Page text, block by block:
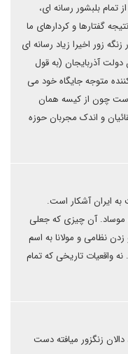
تمام بلبشور رسانه ای،
گفتارها و کردارهای ما
زور اخیرا زیاد رسانه ای
آذربایجان (به قول
متوجه جایگاه خود می
چون از کیسه همان
و اندک مجربان حوزه
به ایران آشکار است.
آن چیزی که جعلی
نظامی و مولانا به اسم
واقعیات تاریخی که تمام
زنگزور میافته دست